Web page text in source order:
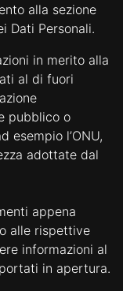
alla sezione
Dati Personali.
in merito alla
al di fuori
pubblico o
esempio l’ONU,
adottate dal
appena
alle rispettive
informazioni al
in apertura.